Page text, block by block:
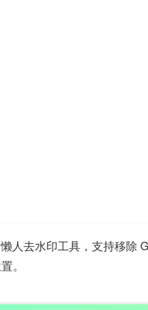
人去水印工具，支持移除
。